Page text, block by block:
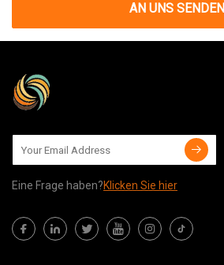
AN UNS SENDEN
Eine Frage haben?Klicken Sie hier